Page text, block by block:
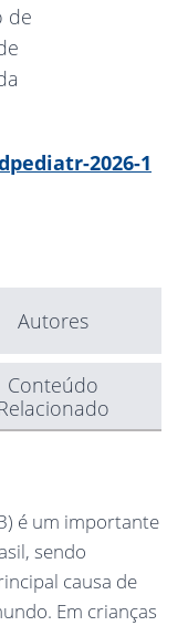
de
2026-1
Autores
Conteúdo
é um importante
sendo
causa de
Em crianças